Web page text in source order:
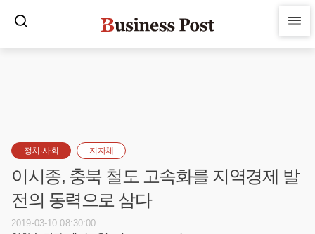
정치·사회 지자체
이시종, 충북 철도 고속화를 지역경제 발
전의 동력으로 삼다
2019-03-10 08:30:00